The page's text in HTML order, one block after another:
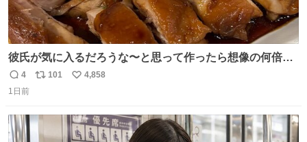
彼氏が気に入るだろうな〜と思って作ったら想像の何倍も
美味しい美味しい言ってくれて嬉しい
返
信
4
リ
ト
101
い
数
4,858
1日前